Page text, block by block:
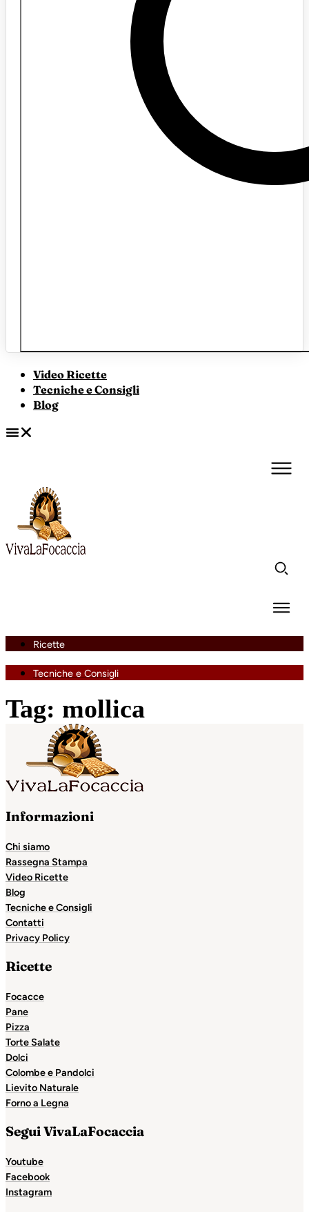
Video Ricette
Tecniche e Consigli
Blog
Ricette
Tecniche e Consigli
Tag: mollica
Informazioni
Chi siamo
Rassegna Stampa
Video Ricette
Blog
Tecniche e Consigli
Contatti
Privacy Policy
Ricette
Focacce
Pane
Pizza
Torte Salate
Dolci
Colombe e Pandolci
Lievito Naturale
Forno a Legna
Segui VivaLaFocaccia
Youtube
Facebook
Instagram